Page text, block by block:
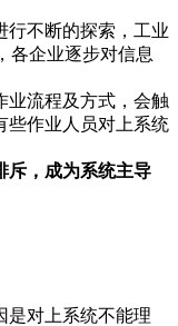
行不断的探索，工业
各企业逐步对信息
业流程及方式，会触
些作业人员对上系统
斥，成为系统主导
是对上系统不能理